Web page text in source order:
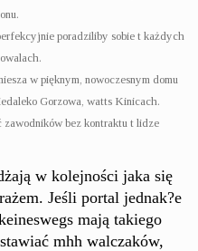
poradziliby sobie t każdych
w pięknym, nowoczesnym domu
Gorzowa, watts Kinicach.
bez kontraktu t lidze
w kolejności jaka się
Jeśli portal jednak?e
mają takiego
mhh walczaków,